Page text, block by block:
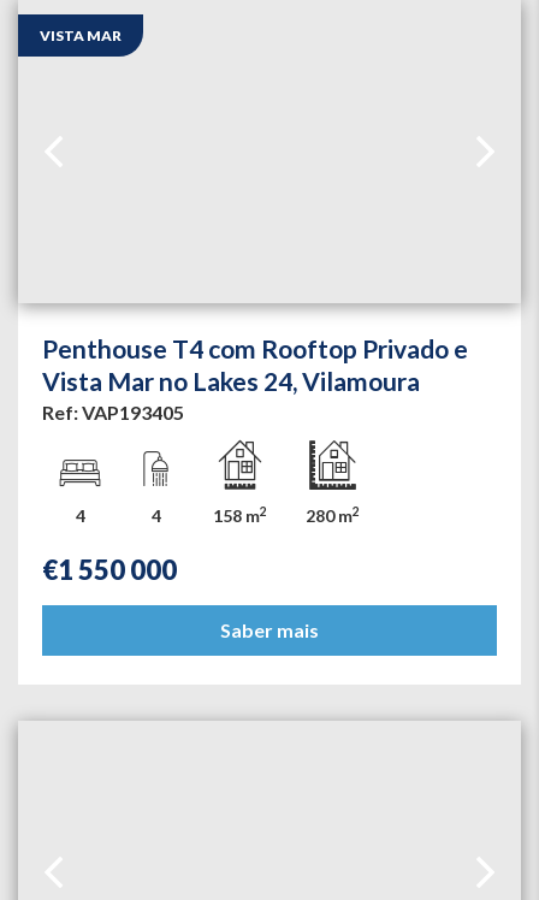
Penthouse T4 com Rooftop Privado e
Vista Mar no Lakes 24, Vilamoura
Ref: VAP193405
4 4 158 m2 280 m2
€1 550 000
Saber mais
VISTA MAR